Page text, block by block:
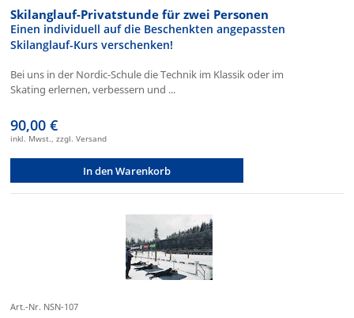
Skilanglauf-Privatstunde für zwei Personen
Einen individuell auf die Beschenkten angepassten
Skilanglauf-Kurs verschenken!
Bei uns in der Nordic-Schule die Technik im Klassik oder im
Skating erlernen, verbessern und ...
90,00 €
inkl. Mwst., zzgl. Versand
In den Warenkorb
Art.-Nr. NSN-107